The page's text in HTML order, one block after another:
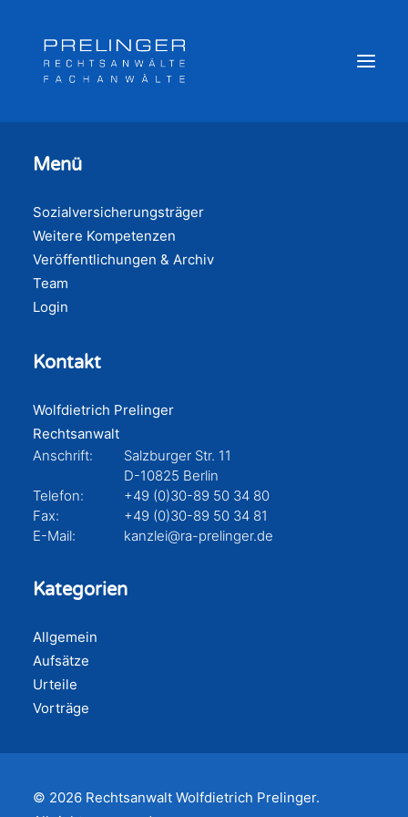
Weitere Kompetenzen
Veröffentlichungen & Archiv
Newsletter
Team
Online Akte
Menü
Sozialversicherungsträger
Weitere Kompetenzen
Veröffentlichungen & Archiv
Team
Login
Kontakt
Wolfdietrich Prelinger
Rechtsanwalt
Anschrift:
Salzburger Str. 11
D-10825 Berlin
Telefon:
+49 (0)30-89 50 34 80
Fax:
+49 (0)30-89 50 34 81
E-Mail:
kanzlei@ra-prelinger.de
Kategorien
Allgemein
Aufsätze
Urteile
Vorträge
© 2026 Rechtsanwalt Wolfdietrich Prelinger.